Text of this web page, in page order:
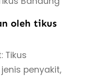
oleh tikus
Tikus
penyakit,